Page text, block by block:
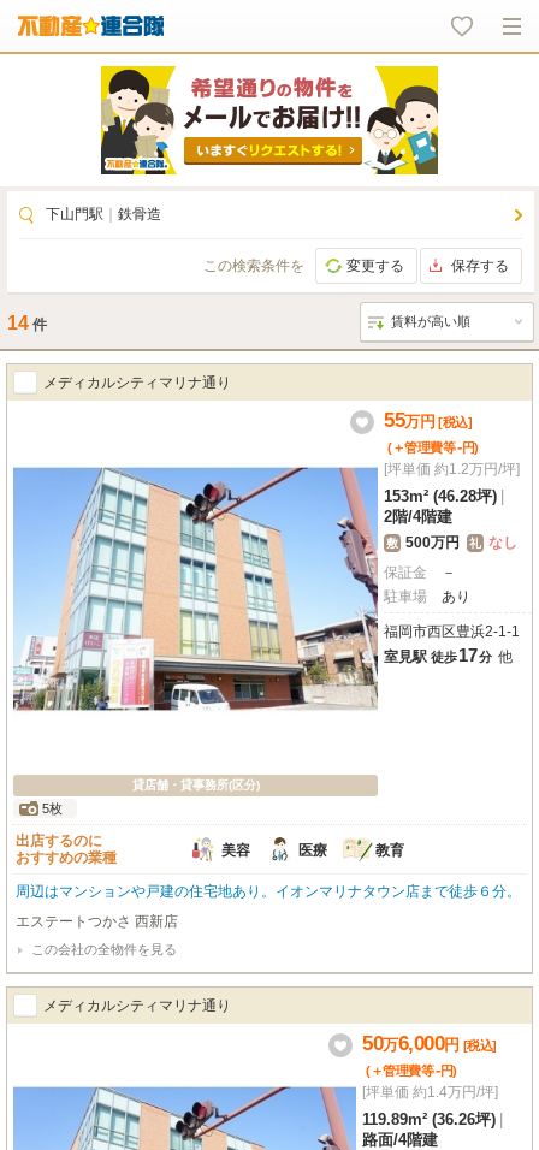
下山門駅 鉄骨造
この検索条件を 変更する 保存する
14 件
メディカルシティマリナ通り
貸店舗・貸事務所(区分)
5枚
55万円 [税込]
(＋管理費等-円)
[坪単価 約1.2万円/坪]
153m² (46.28坪)
2階/4階建
敷 500万円 礼 なし
保証金
－
駐車場
あり
福岡市西区豊浜2-1-1
室見駅 徒歩17分 他
出店するのに
おすすめの業種
美容 医療 教育
周辺はマンションや戸建の住宅地あり。イオンマリナタウン店まで徒歩６分。
エステートつかさ 西新店
この会社の全物件を見る
メディカルシティマリナ通り
50万6,000円 [税込]
(＋管理費等-円)
[坪単価 約1.4万円/坪]
119.89m² (36.26坪)
路面/4階建